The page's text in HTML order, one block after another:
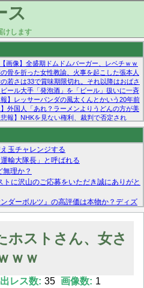
ス
けします
画像】全盛期ドムドムバーガー、レベチｗｗ
骨を折った女性教諭、火事を起こした張本人
若さは33で賞味期限切れ。それ以降はおばさ
ール大手「発泡酒」を「ビール」扱いに一斉
】レッサーパンダの風太くんとかいう20年前
外国人「あれ？ラーメンよりうどんの方が美
報】NHKを見ない権利、裁判で否定され
いでした」(1) 10:【悲報】日本企業の人手不
ん…」(1)
玉チャレンジする
輸大隊長」と呼ばれる
理か？
トに沢山のご応募をいただき誠にありがと
ダーボルツ』の高評価は本物か？ディズ
くファンの本音とMCUの未来を徹底考
ク出演も新規獲得ならず？北川莉央が1
たエロ画像貼ってくよ
ホストさん、女さ
ｗｗ
レス数: 35 画像数: 1